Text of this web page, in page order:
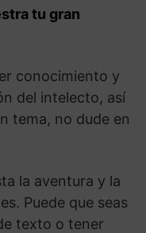
tu gran
conocimiento y
del intelecto, así
tema, no dude en
la aventura y la
Puede que seas
texto o tener